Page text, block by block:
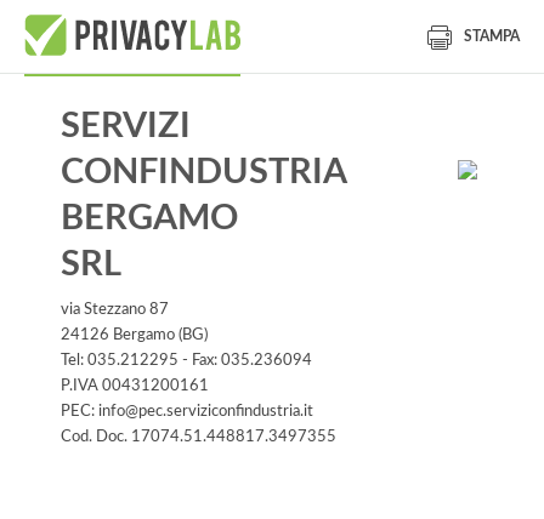
STAMPA
SERVIZI
CONFINDUSTRIA
BERGAMO
SRL
via Stezzano 87
24126 Bergamo (BG)
Tel: 035.212295 - Fax: 035.236094
P.IVA 00431200161
PEC: info@pec.serviziconfindustria.it
Cod. Doc. 17074.51.448817.3497355